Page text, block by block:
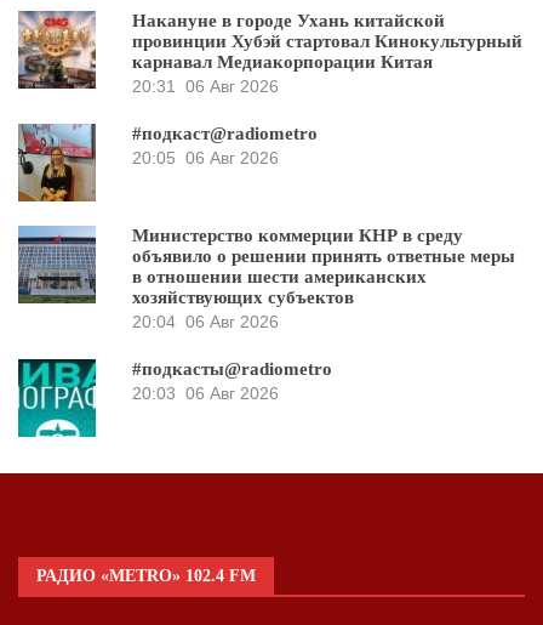
Накануне в городе Ухань китайской
провинции Хубэй стартовал Кинокультурный
карнавал Медиакорпорации Китая
20:31
06 Авг 2026
#подкаст@radiometro
20:05 06 Авг 2026
Министерство коммерции КНР в среду
объявило о решении принять ответные меры
в отношении шести американских
хозяйствующих субъектов
20:04 06 Авг 2026
#подкасты@radiometro
20:03 06 Авг 2026
РАДИО «METRO» 102.4 FM